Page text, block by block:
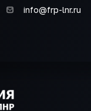
info@frp-lnr.ru